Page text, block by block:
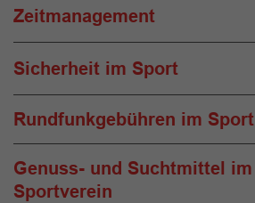
Zeitmanagement
Sicherheit im Sport
Rundfunkgebühren im Sport
Genuss- und Suchtmittel im
Sportverein